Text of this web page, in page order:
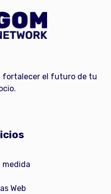
fortalecer el futuro de tu
medida
Web